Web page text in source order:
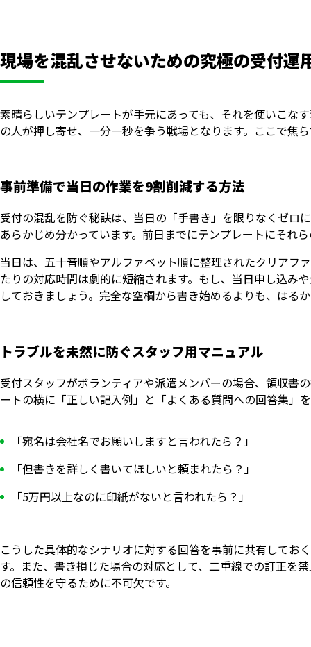
現場を混乱させないための究極の受付運
素晴らしいテンプレートが手元にあっても、それを使いこな
の人が押し寄せ、一分一秒を争う戦場となります。ここで焦
事前準備で当日の作業を9割削減する方法
受付の混乱を防ぐ秘訣は、当日の「手書き」を限りなくゼロ
あらかじめ分かっています。前日までにテンプレートにそれ
当日は、五十音順やアルファベット順に整理されたクリアフ
たりの対応時間は劇的に短縮されます。もし、当日申し込み
しておきましょう。完全な空欄から書き始めるよりも、はる
トラブルを未然に防ぐスタッフ用マニュアル
受付スタッフがボランティアや派遣メンバーの場合、領収書
ートの横に「正しい記入例」と「よくある質問への回答集」
「宛名は会社名でお願いしますと言われたら？」
「但書きを詳しく書いてほしいと頼まれたら？」
「5万円以上なのに印紙がないと言われたら？」
こうした具体的なシナリオに対する回答を事前に共有してお
す。また、書き損じた場合の対応として、二重線での訂正を
の信頼性を守るために不可欠です。